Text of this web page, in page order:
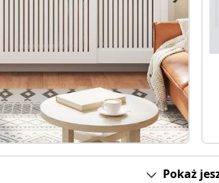
Pokaż